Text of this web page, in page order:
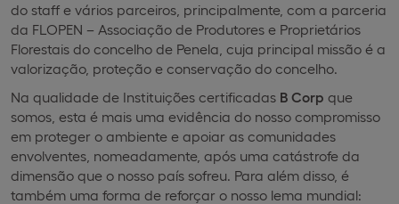
do staff e vários parceiros, principalmente, com a parceria
da FLOPEN – Associação de Produtores e Proprietários
Florestais do concelho de Penela, cuja principal missão é a
valorização, proteção e conservação do concelho.
Na qualidade de Instituições certificadas B Corp que
somos, esta é mais uma evidência do nosso compromisso
em proteger o ambiente e apoiar as comunidades
envolventes, nomeadamente, após uma catástrofe da
dimensão que o nosso país sofreu. Para além disso, é
também uma forma de reforçar o nosso lema mundial: